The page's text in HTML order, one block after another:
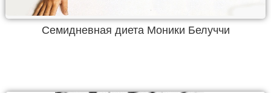
Семидневная диета Моники Белуччи